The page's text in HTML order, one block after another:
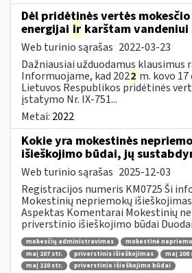
Dėl pridėtinės vertės
energijai ir karštam vandeniui
Web turinio sąrašas 2022-03-23
Dažniausiai užduodamus klausimus
Informuojame, kad 2022 m. kovo
Lietuvos Respublikos pridėtinės
įstatymo Nr. IX-751...
Metai: 2022
Kokie yra mokestinės
išieškojimo būdai, jų
Web turinio sąrašas 2025-12-03
Registracijos numeris KM0725 Ši
Mokestinių nepriemokų
Aspektas Komentarai Mokestinių
priverstinio išieškojimo būdai
mokesčių administravimas mokestinė
maį 107 str.
priverstinis išieškojimas maį 108
maį 110 str.
priverstinio išieškojimo būdai